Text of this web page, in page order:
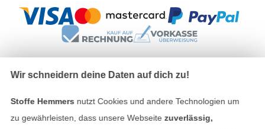
Wir schneidern deine Daten auf dich zu!
Stoffe Hemmers nutzt Cookies und andere Technologien um
zu gewährleisten, dass unsere Webseite zuverlässig,